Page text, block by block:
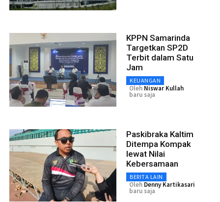
KPPN Samarinda
Targetkan SP2D
Terbit dalam Satu
Jam
KEUANGAN
Oleh Niswar Kullah
baru saja
Paskibraka Kaltim
Ditempa Kompak
lewat Nilai
Kebersamaan
BERITA LAIN
Oleh Denny Kartikasari
baru saja